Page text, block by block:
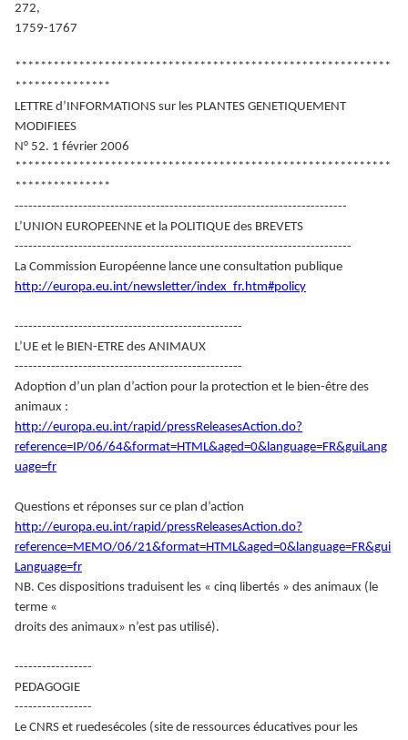
272,
1759-1767
***********************************************************
***************
LETTRE d’INFORMATIONS sur les PLANTES GENETIQUEMENT
MODIFIEES
N° 52. 1 février 2006
***********************************************************
***************
-------------------------------------------------------------------------
L’UNION EUROPEENNE et la POLITIQUE des BREVETS
--------------------------------------------------------------------------
La Commission Européenne lance une consultation publique
http://europa.eu.int/newsletter/index_fr.htm#policy
--------------------------------------------------
L’UE et le BIEN-ETRE des ANIMAUX
--------------------------------------------------
Adoption d’un plan d’action pour la protection et le bien-être des
animaux :
http://europa.eu.int/rapid/pressReleasesAction.do?
reference=IP/06/64&format=HTML&aged=0&language=FR&guiLang
uage=fr
Questions et réponses sur ce plan d’action
http://europa.eu.int/rapid/pressReleasesAction.do?
reference=MEMO/06/21&format=HTML&aged=0&language=FR&gui
Language=fr
NB. Ces dispositions traduisent les « cinq libertés » des animaux (le
terme «
droits des animaux» n’est pas utilisé).
-----------------
PEDAGOGIE
-----------------
Le CNRS et ruedesécoles (site de ressources éducatives pour les